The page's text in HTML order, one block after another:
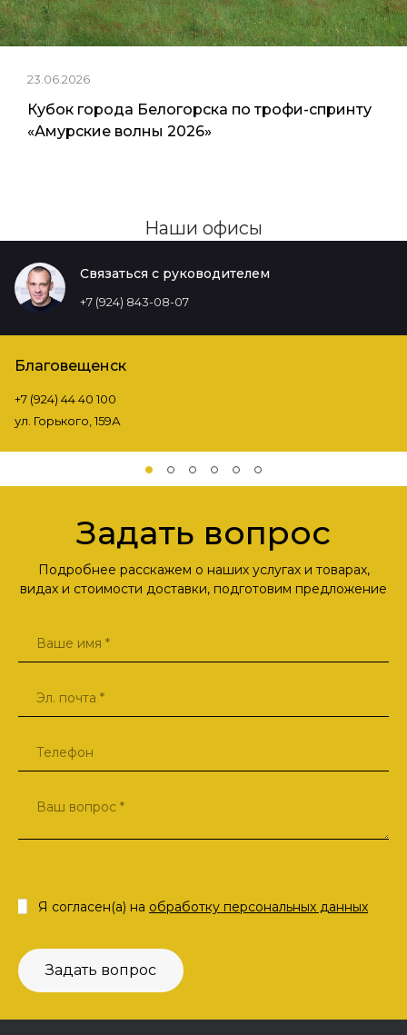
23.06.2026
Кубок города Белогорска по трофи-спринту
«Амурские волны 2026»
Наши офисы
Связаться с руководителем
+7 (924) 843-08-07
Благовещенск
+7 (924) 44 40 100
ул. Горького, 159А
Задать вопрос
Подробнее расскажем о наших услугах и товарах,
видах и стоимости доставки, подготовим предложение
Задать вопрос
Я согласен(а) на обработку персональных данных